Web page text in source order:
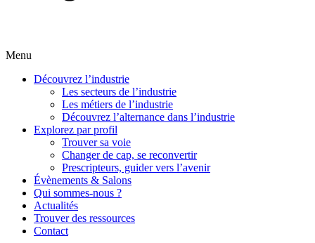
Menu
Découvrez l’industrie
Les secteurs de l’industrie
Les métiers de l’industrie
Découvrez l’alternance dans l’industrie
Explorez par profil
Trouver sa voie
Changer de cap, se reconvertir
Prescripteurs, guider vers l’avenir
Évènements & Salons
Qui sommes-nous ?
Actualités
Trouver des ressources
Contact